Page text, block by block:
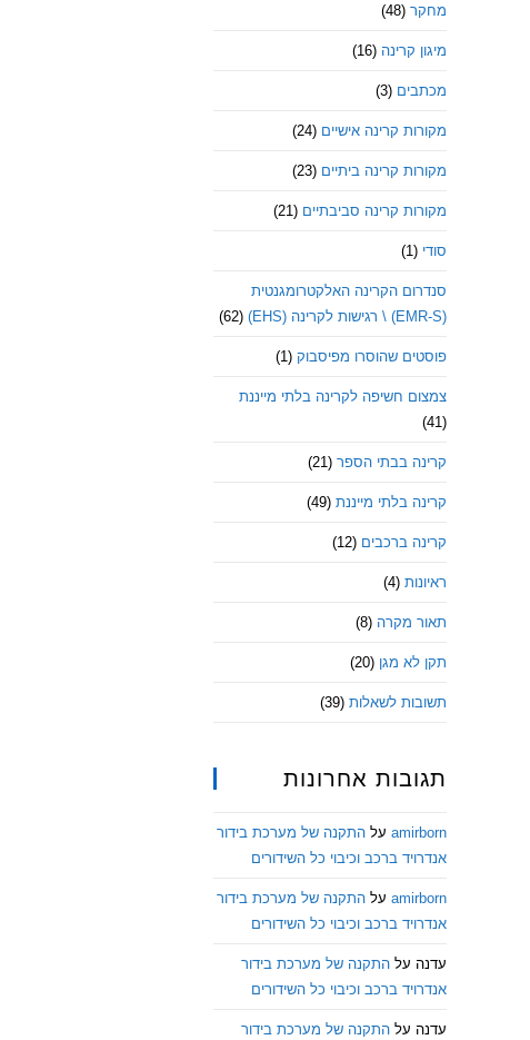
מחקר (48)
מיגון קרינה (16)
מכתבים (3)
מקורות קרינה אישיים (24)
מקורות קרינה ביתיים (23)
מקורות קרינה סביבתיים (21)
סודי (1)
סנדרום הקרינה האלקטרומגנטית
(EMR-S) \ רגישות לקרינה (EHS)
(62)
פוסטים שהוסרו מפיסבוק (1)
צמצום חשיפה לקרינה בלתי מייננת
(41)
קרינה בבתי הספר (21)
קרינה בלתי מייננת (49)
קרינה ברכבים (12)
ראיונות (4)
תאור מקרה (8)
תקן לא מגן (20)
תשובות לשאלות (39)
תגובות אחרונות
amirborn על התקנה של מערכת בידור
אנדרויד ברכב וכיבוי כל השידורים
amirborn על התקנה של מערכת בידור
אנדרויד ברכב וכיבוי כל השידורים
עדנה על התקנה של מערכת בידור
אנדרויד ברכב וכיבוי כל השידורים
עדנה על התקנה של מערכת בידור